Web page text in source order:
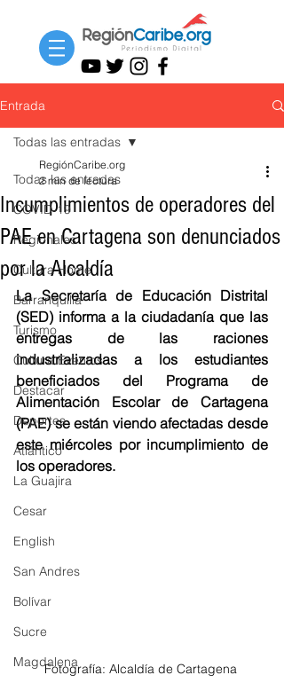
Entrada
Todas las entradas
COVID-19
Regionales
Cultura Home
Barranquilla
Turismo
Cultura Eventos
Destacar
Deportes
Atlántico
La Guajira
Cesar
English
San Andres
Bolívar
Sucre
Magdalena
Todas las entradas
Incumplimientos de operadores del
PAE en Cartagena son denunciados
por la Alcaldía
RegiónCaribe.org
2 min de lectura
La Secretaría de Educación Distrital
(SED) informa a la ciudadanía que las
entregas de las raciones
industrializadas a los estudiantes
beneficiados del Programa de
Alimentación Escolar de Cartagena
(PAE) se están viendo afectadas desde
este miércoles por incumplimiento de
los operadores.
Fotografía: Alcaldía de Cartagena